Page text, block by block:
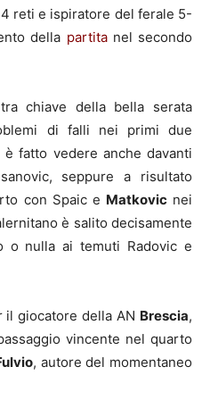
reti e ispiratore del ferale 5-
della partitanel secondo
chiave della bella serata
di falli nei primi due
fatto vedere anche davanti
seppure a risultato
con Spaic e Matkovicnei
è salito decisamente
o nulla ai temuti Radovic e
giocatore della AN Brescia,
vincente nel quarto
, autore del momentaneo